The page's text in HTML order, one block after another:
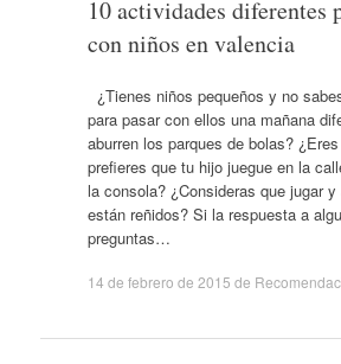
10 actividades diferentes
con niños en valencia
¿Tienes niños pequeños y no
para pasar con ellos una mañana
aburren los parques de bolas?
prefieres que tu hijo juegue en la
la consola? ¿Consideras que jugar y
están reñidos? Si la respuesta a
preguntas…
14 de febrero de 2015 de